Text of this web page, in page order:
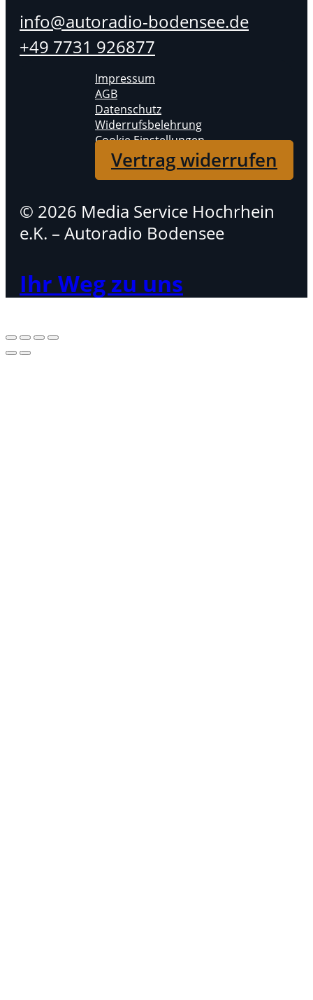
info@autoradio-bodensee.de
+49 7731 926877
Impressum
AGB
Datenschutz
Widerrufsbelehrung
Cookie Einstellungen
Vertrag widerrufen
© 2026 Media Service Hochrhein
e.K. – Autoradio Bodensee
Ihr Weg zu uns